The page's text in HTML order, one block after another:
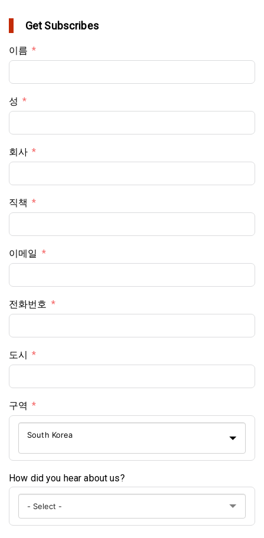
Get Subscribes
이름
성
회사
직책
이메일
전화번호
도시
구역
South Korea
How did you hear about us?